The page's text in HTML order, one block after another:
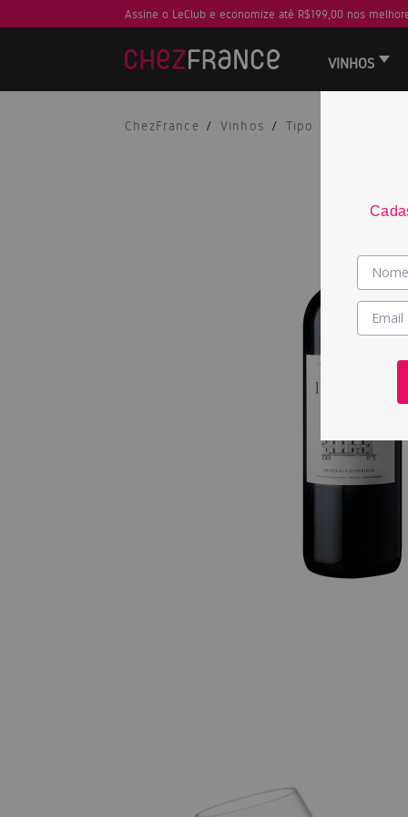
Assine o LeClub e economize até R$199,00 nos
VINHOS
ChezFrance Vinhos Tipo